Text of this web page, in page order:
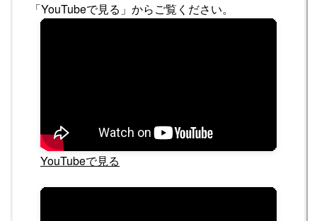
「YouTubeで見る」からご覧ください。
YouTubeで見る